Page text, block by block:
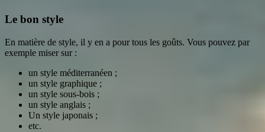
Le bon style
En matière de style, il y en a pour tous les goûts. Vous pouvez par
exemple miser sur :
un style méditerranéen ;
un style graphique ;
un style sous-bois ;
un style anglais ;
Un style japonais ;
etc.